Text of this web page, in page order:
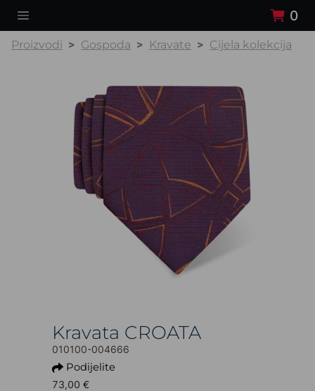
0
Proizvodi Gospoda Kravate Cijela kolekcija
Kravata CROATA
010100-004666
Podijelite
73,00 €